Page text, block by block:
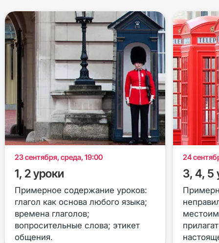
23 сентября, среда, 19:00
1, 2 уроки
Примерное содержание уроков:
глагол как основа любого языка;
времена глаголов;
вопросительные слова; этикет
общения.
24
3, 4, 5